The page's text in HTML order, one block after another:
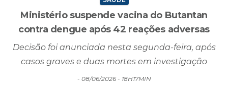
Decisão foi anunciada nesta segunda-feira, após
casos graves e duas mortes em investigação
- 08/06/2026 - 18H17MIN